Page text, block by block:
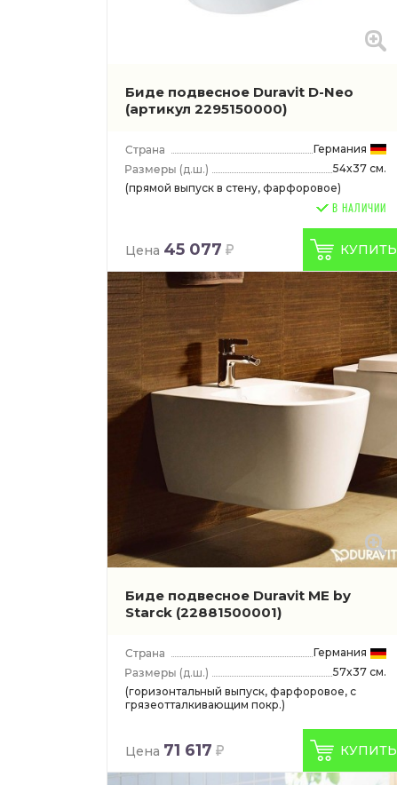
Биде подвесное Duravit D-Neo
(артикул 2295150000)
Германия
(д.ш.)
54x37 см.
(прямой выпуск в стену, фарфоровое)
В НАЛИЧИИ
Цена 45 077 КУПИТЬ
Биде подвесное Duravit ME by
Starck (22881500001)
Германия
(д.ш.)
57x37 см.
(горизонтальный выпуск, фарфоровое, с
грязеотталкивающим покр.)
Цена 71 617 КУПИТЬ